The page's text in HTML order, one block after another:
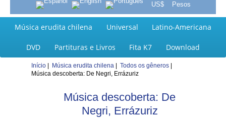
US$ Pesos
Música erudita chilena Universal Latino-Americana
DVD Partituras e Livros Fita K7 Download
Início| Música erudita chilena | Todos os gêneros|
Música descoberta: De Negri, Errázuriz
Música descoberta: De
Negri, Errázuriz